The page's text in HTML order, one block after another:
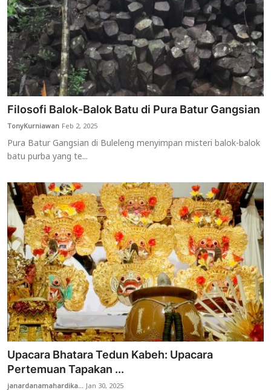
Filosofi Balok-Balok Batu di Pura Batur Gangsian
TonyKurniawan Feb 2, 2025
Pura Batur Gangsian di Buleleng menyimpan misteri balok-balok
batu purba yang te...
Upacara Bhatara Tedun Kabeh: Upacara
Pertemuan Tapakan ...
janardanamahardika...Jan 30, 2025